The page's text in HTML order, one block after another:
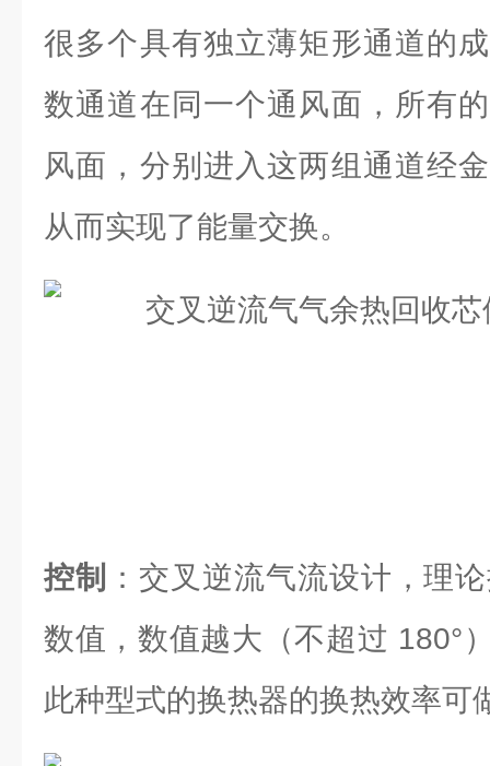
很多个具有独立薄矩形通道的
数通道在同一个通风面，所有
风面，分别进入这两组通道经
从而实现了能量交换。
控制
：交叉逆流气流设计，理
数值，数值越大（不超过 180°
此种型式的换热器的换热效率可